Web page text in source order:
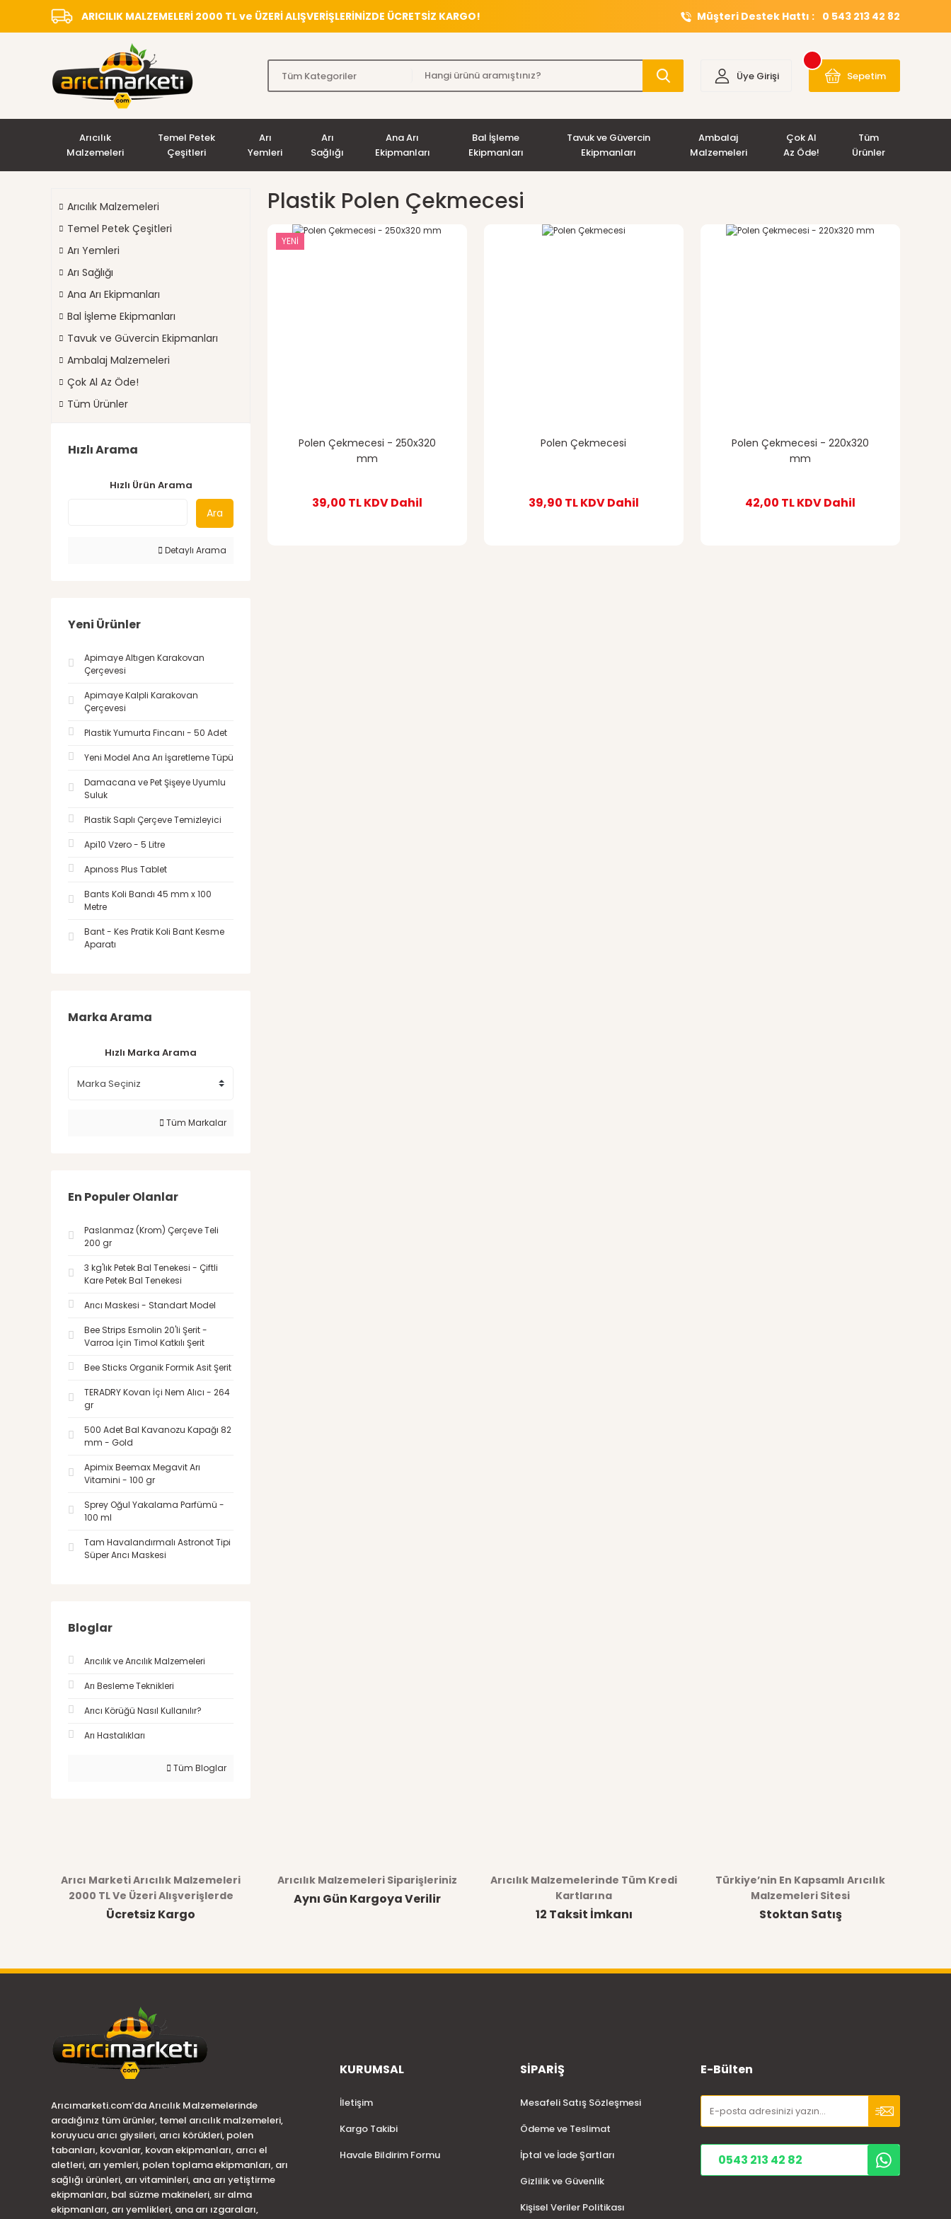
ARICILIK MALZEMELERİ 2000 TL ve ÜZERİ ALIŞVERİŞLERİNİZDE ÜCRETSİZ KARGO! Müşteri Destek Hattı : 0 543 213 42 82
Üye Girişi Sepetim
Arıcılık
Malzemeleri
Temel Petek
Çeşitleri
Arı
Yemleri
Arı
Sağlığı
Ana Arı
Ekipmanları
Bal İşleme
Ekipmanları
Tavuk ve Güvercin
Ekipmanları
Ambalaj
Malzemeleri
Çok Al
Az Öde!
Tüm
Ürünler
Arıcılık Malzemeleri
Temel Petek Çeşitleri
Arı Yemleri
Arı Sağlığı
Ana Arı Ekipmanları
Bal İşleme Ekipmanları
Tavuk ve Güvercin Ekipmanları
Ambalaj Malzemeleri
Çok Al Az Öde!
Tüm Ürünler
Hızlı Arama
Hızlı Ürün Arama
Ara
Detaylı Arama
Yeni Ürünler
Apimaye Altıgen Karakovan
Çerçevesi
Apimaye Kalpli Karakovan
Çerçevesi
Plastik Yumurta Fincanı - 50 Adet
Yeni Model Ana Arı İşaretleme Tüpü
Damacana ve Pet Şişeye Uyumlu
Suluk
Plastik Saplı Çerçeve Temizleyici
Api10 Vzero - 5 Litre
Apınoss Plus Tablet
Bants Koli Bandı 45 mm x 100
Metre
Bant - Kes Pratik Koli Bant Kesme
Aparatı
Marka Arama
Hızlı Marka Arama
Tüm Markalar
En Populer Olanlar
Paslanmaz (Krom) Çerçeve Teli
200 gr
3 kg'lık Petek Bal Tenekesi - Çiftli
Kare Petek Bal Tenekesi
Arıcı Maskesi - Standart Model
Bee Strips Esmolin 20'li Şerit -
Varroa İçin Timol Katkılı Şerit
Bee Sticks Organik Formik Asit Şerit
TERADRY Kovan İçi Nem Alıcı - 264
gr
500 Adet Bal Kavanozu Kapağı 82
mm - Gold
Apimix Beemax Megavit Arı
Vitamini - 100 gr
Sprey Oğul Yakalama Parfümü -
100 ml
Tam Havalandırmalı Astronot Tipi
Süper Arıcı Maskesi
Bloglar
Arıcılık ve Arıcılık Malzemeleri
Arı Besleme Teknikleri
Arıcı Körüğü Nasıl Kullanılır?
Arı Hastalıkları
Tüm Bloglar
Plastik Polen Çekmecesi
YENİ
Polen Çekmecesi - 250x320
mm
39,00 TLKDV Dahil
Polen Çekmecesi
39,90 TLKDV Dahil
Polen Çekmecesi - 220x320
mm
42,00 TLKDV Dahil
Arıcı Marketi Arıcılık Malzemeleri
2000 TL Ve Üzeri Alışverişlerde
Ücretsiz Kargo
Arıcılık Malzemeleri Siparişleriniz
Aynı Gün Kargoya Verilir
Arıcılık Malzemelerinde Tüm Kredi
Kartlarına
12 Taksit İmkanı
Türkiye’nin En Kapsamlı Arıcılık
Malzemeleri Sitesi
Stoktan Satış
Arıcımarketi.com’da Arıcılık Malzemelerinde
aradığınız tüm ürünler, temel arıcılık malzemeleri,
koruyucu arıcı giysileri, arıcı körükleri, polen
tabanları, kovanlar, kovan ekipmanları, arıcı el
aletleri, arı yemleri, polen toplama ekipmanları, arı
sağlığı ürünleri, arı vitaminleri, ana arı yetiştirme
ekipmanları, bal süzme makineleri, sır alma
ekipmanları, arı yemlikleri, ana arı ızgaraları,
KURUMSAL
İletişim
Kargo Takibi
Havale Bildirim Formu
SİPARİŞ
Mesafeli Satış Sözleşmesi
Ödeme ve Teslimat
İptal ve İade Şartları
Gizlilik ve Güvenlik
Kişisel Veriler Politikası
E-Bülten
0543 213 42 82